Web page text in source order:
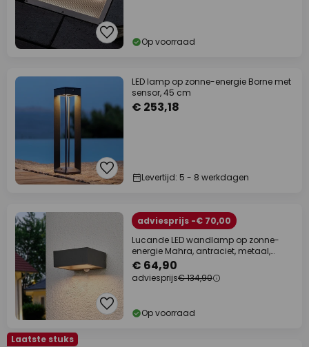
Op voorraad
LED lamp op zonne-energie Borne met
sensor, 45 cm
€ 253,18
Levertijd: 5 - 8 werkdagen
adviesprijs -€ 70,00
Lucande LED wandlamp op zonne-
energie Mahra, antraciet, metaal,
sensor
€ 64,90
adviesprijs€ 134,90
Op voorraad
Laatste stuks